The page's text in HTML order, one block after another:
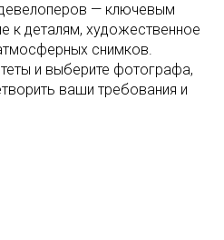
— ключевым
к деталям, художественное
снимков.
и выберите фотографа,
ваши требования и